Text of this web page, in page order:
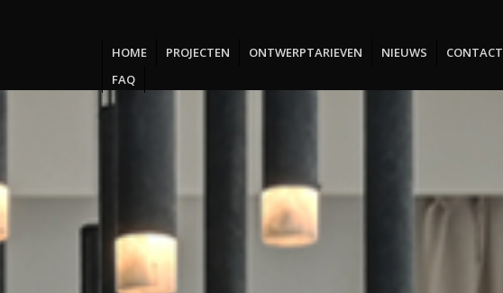
HOME PROJECTEN ONTWERPTARIEVEN NIEUWS
CONTACT
FAQ